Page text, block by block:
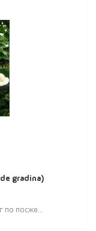
gradina)
по посже...